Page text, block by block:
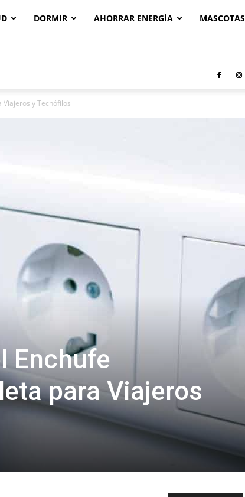
DORMIR AHORRAR ENERGÍA MASCOTAS
Viajeros y Tecnófilos
Enchufe
para Viajeros